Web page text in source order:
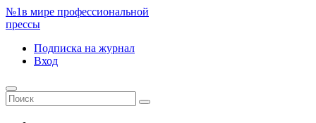
№1в мире профессиональной
прессы
Подписка на журнал
Вход